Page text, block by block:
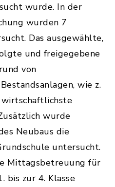
wurde. In der
wurden 7
Das ausgewählte,
und freigegebene
von
wie z.
wirtschaftlichste
wurde
Neubaus die
untersucht.
Mittagsbetreuung für
bis zur 4. Klasse